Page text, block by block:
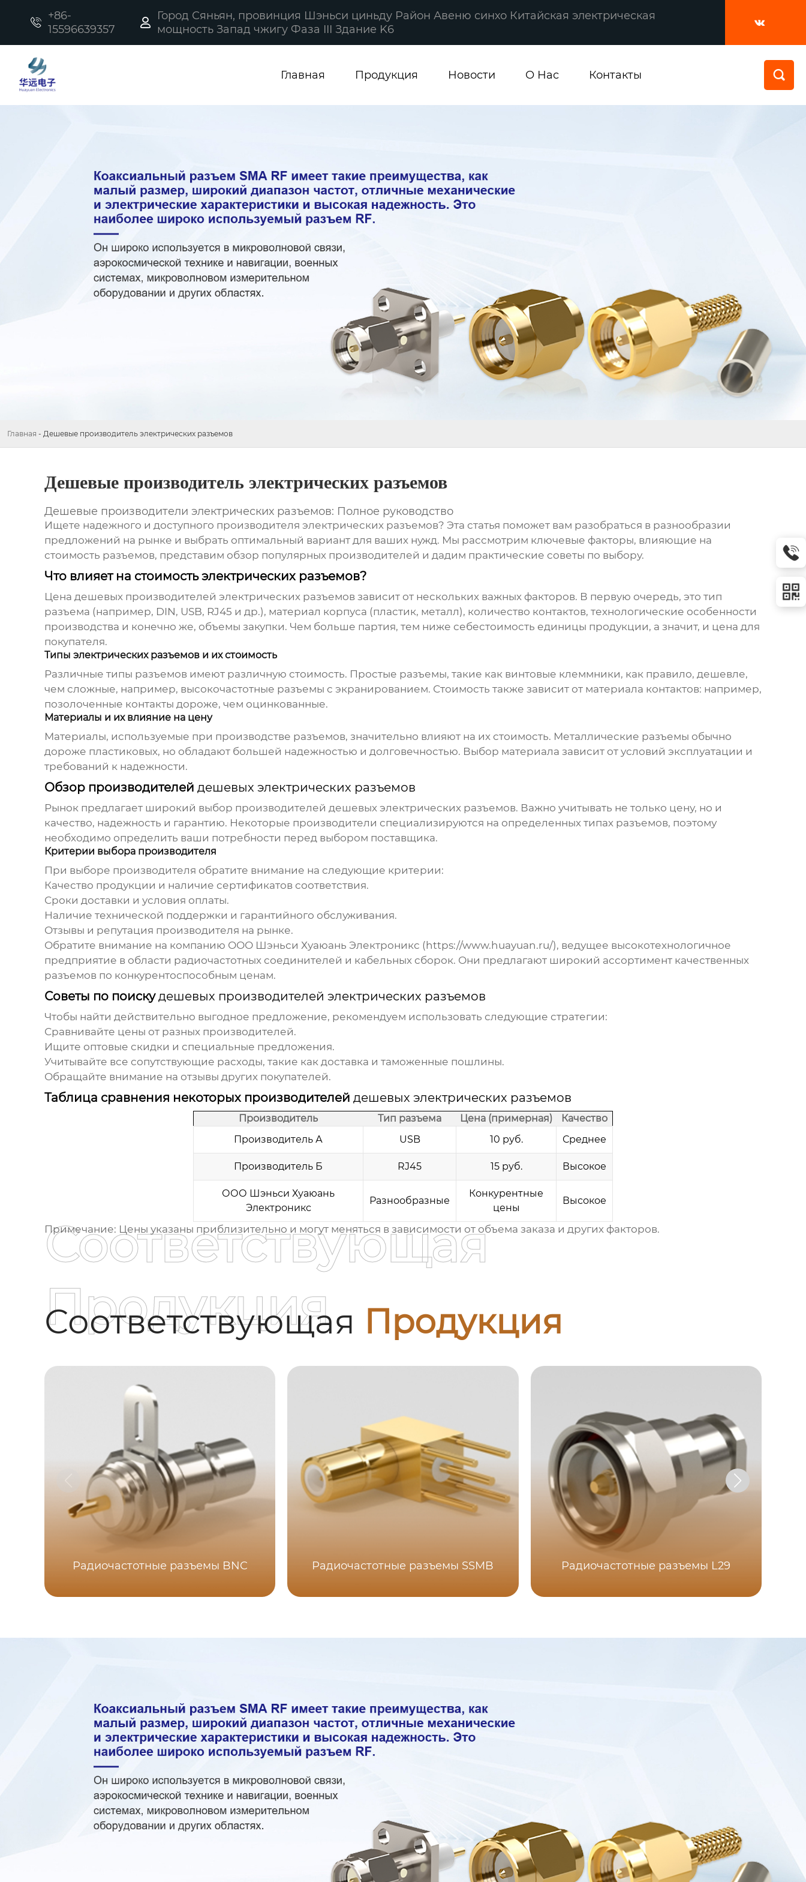

+86-
15596639357

Город Сяньян, провинция Шэньси циньду Район Авеню синхо Китайская электрическая
мощность Запад чжигу Фаза III Здание K6

Главная Продукция Новости О Нас Контакты 
Главная - Дешевые производитель электрических разъемов
Дешевые производитель электрических разъемов
Дешевые производители электрических разъемов: Полное руководство
Ищете надежного и доступного производителя электрических разъемов? Эта статья поможет вам разобраться в разнообразии
предложений на рынке и выбрать оптимальный вариант для ваших нужд. Мы рассмотрим ключевые факторы, влияющие на
стоимость разъемов, представим обзор популярных производителей и дадим практические советы по выбору.
Что влияет на стоимость электрических разъемов?
Цена дешевых производителей электрических разъемовзависит от нескольких важных факторов. В первую очередь, это тип
разъема (например, DIN, USB, RJ45 и др.), материал корпуса (пластик, металл), количество контактов, технологические особенности
производства и конечно же, объемы закупки. Чем больше партия, тем ниже себестоимость единицы продукции, а значит, и цена для
покупателя.
Типы электрических разъемов и их стоимость
Различные типы разъемов имеют различную стоимость. Простые разъемы, такие как винтовые клеммники, как правило, дешевле,
чем сложные, например, высокочастотные разъемы с экранированием. Стоимость также зависит от материала контактов: например,
позолоченные контакты дороже, чем оцинкованные.
Материалы и их влияние на цену
Материалы, используемые при производстве разъемов, значительно влияют на их стоимость. Металлические разъемы обычно
дороже пластиковых, но обладают большей надежностью и долговечностью. Выбор материала зависит от условий эксплуатации и
требований к надежности.
Обзор производителей дешевых электрических разъемов
Рынок предлагает широкий выбор производителей дешевых электрических разъемов. Важно учитывать не только цену, но и
качество, надежность и гарантию. Некоторые производители специализируются на определенных типах разъемов, поэтому
необходимо определить ваши потребности перед выбором поставщика.
Критерии выбора производителя
При выборе производителя обратите внимание на следующие критерии:
Качество продукции и наличие сертификатов соответствия.
Сроки доставки и условия оплаты.
Наличие технической поддержки и гарантийного обслуживания.
Отзывы и репутация производителя на рынке.
Обратите внимание на компанию ООО Шэньси Хуаюань Электроникс ( https://www.huayuan.ru/), ведущее высокотехнологичное
предприятие в области радиочастотных соединителей и кабельных сборок. Они предлагают широкий ассортимент качественных
разъемов по конкурентоспособным ценам.
Советы по поискудешевых производителей электрических разъемов
Чтобы найти действительно выгодное предложение, рекомендуем использовать следующие стратегии:
Сравнивайте цены от разных производителей.
Ищите оптовые скидки и специальные предложения.
Учитывайте все сопутствующие расходы, такие как доставка и таможенные пошлины.
Обращайте внимание на отзывы других покупателей.
Таблица сравнения некоторых производителей дешевых электрических разъемов
Производитель Тип разъема Цена (примерная)
Качество
Производитель А
USB 10 руб. Среднее
Производитель Б RJ45 15 руб. Высокое
ООО Шэньси Хуаюань
Электроникс
Разнообразные
Конкурентные
цены
Высокое
Примечание: Цены указаны приблизительно и могут меняться в зависимости от объема заказа и других факторов.
Соответствующая Продукция
Соответствующая
Продукция
Радиочастотные разъемы BNC Радиочастотные разъемы SSMB Радиочастотные разъемы L29